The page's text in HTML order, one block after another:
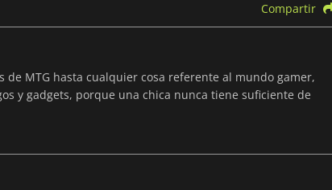
Compartir
de MTG hasta cualquier cosa referente al mundo gamer,
y gadgets, porque una chica nunca tiene suficiente de